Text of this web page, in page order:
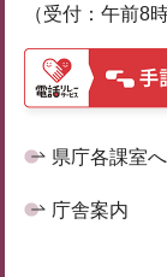
（受付：午前8
県庁各課室
庁舎案内